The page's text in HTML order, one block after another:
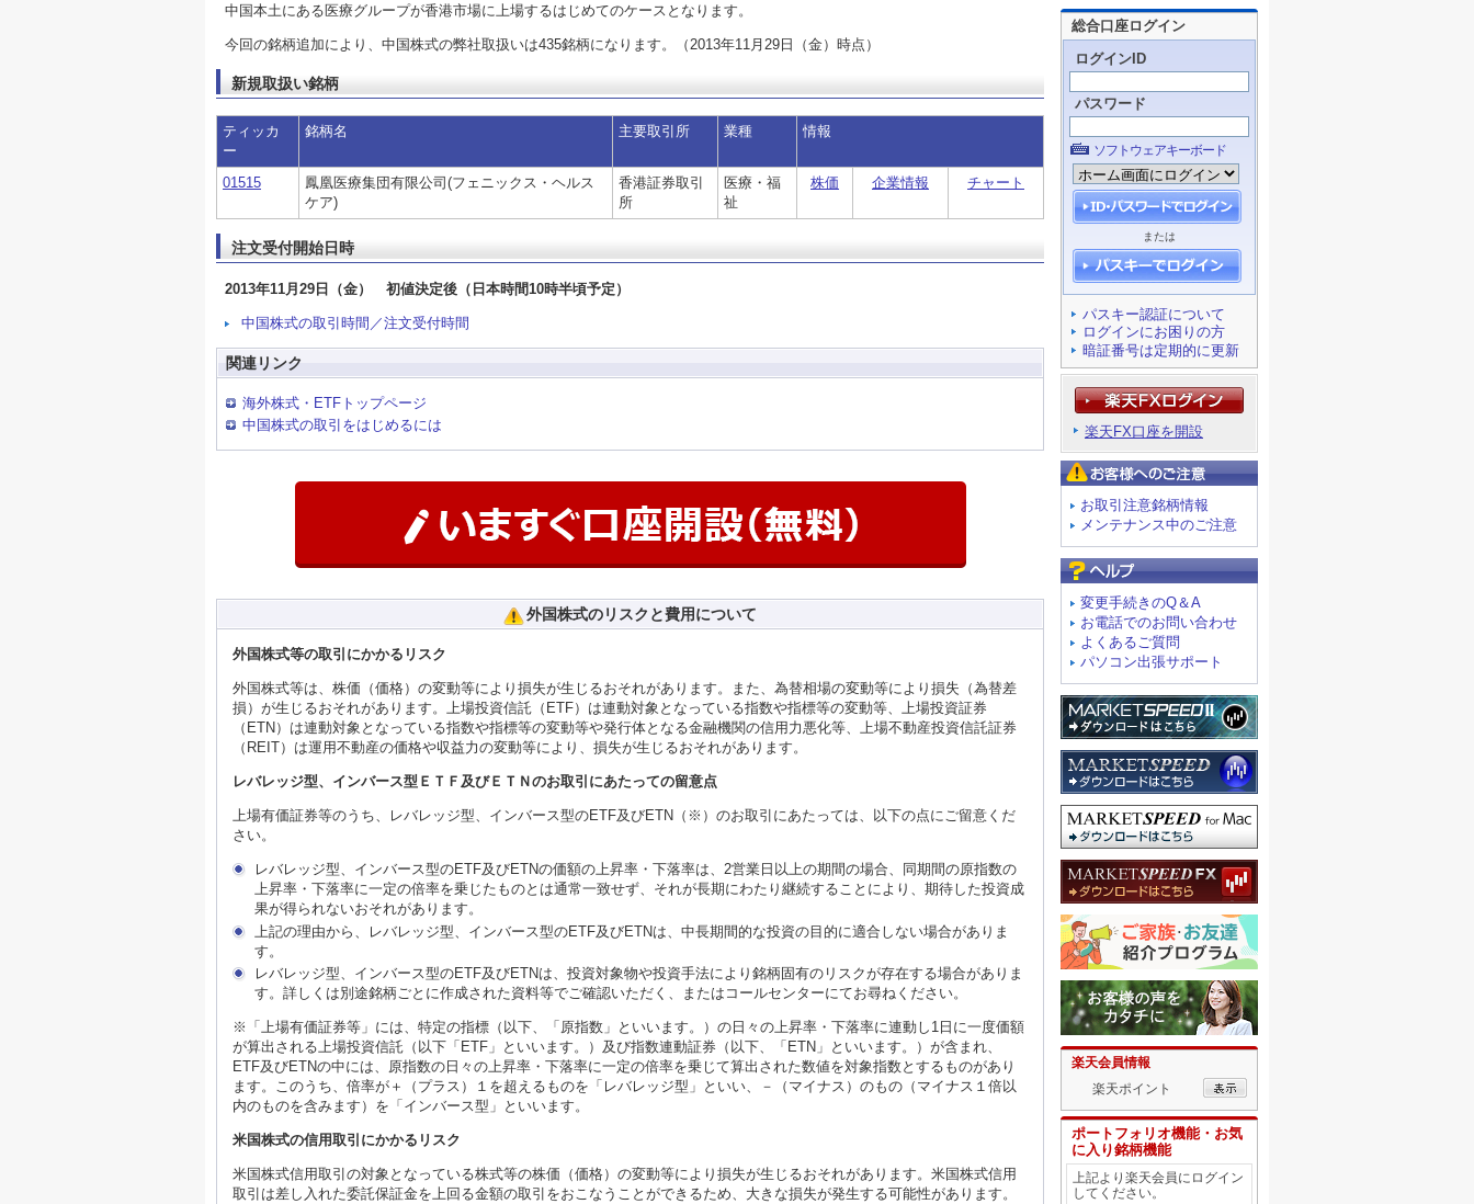
中国本土にある医療グループが香港市場に上場するはじめてのケースとなります。
今回の銘柄追加により、中国株式の弊社取扱いは435銘柄になります。（2013年11月29日（金）時点）
新規取扱い銘柄
ティッカ
ー
銘柄名 主要取引所 業種 情報
01515
鳳凰医療集団有限公司(フェニックス・ヘルス
ケア)
香港証券取引
所
医療・福
祉
株価 企業情報 チャート
注文受付開始日時
2013年11月29日（金） 初値決定後（日本時間10時半頃予定）
中国株式の取引時間／注文受付時間
関連リンク
海外株式・ETFトップページ
中国株式の取引をはじめるには
外国株式のリスクと費用について
外国株式等の取引にかかるリスク
外国株式等は、株価（価格）の変動等により損失が生じるおそれがあります。また、為替相場の変動等により損失（為替差
損）が生じるおそれがあります。上場投資信託（ETF）は連動対象となっている指数や指標等の変動等、上場投資証券
（ETN）は連動対象となっている指数や指標等の変動等や発行体となる金融機関の信用力悪化等、上場不動産投資信託証券
（REIT）は運用不動産の価格や収益力の変動等により、損失が生じるおそれがあります。
レバレッジ型、インバース型ＥＴＦ及びＥＴＮのお取引にあたっての留意点
上場有価証券等のうち、レバレッジ型、インバース型のETF及びETN（※）のお取引にあたっては、以下の点にご留意くだ
さい。
レバレッジ型、インバース型のETF及びETNの価額の上昇率・下落率は、2営業日以上の期間の場合、同期間の原指数の
上昇率・下落率に一定の倍率を乗じたものとは通常一致せず、それが長期にわたり継続することにより、期待した投資成
果が得られないおそれがあります。
上記の理由から、レバレッジ型、インバース型のETF及びETNは、中長期間的な投資の目的に適合しない場合がありま
す。
レバレッジ型、インバース型のETF及びETNは、投資対象物や投資手法により銘柄固有のリスクが存在する場合がありま
す。詳しくは別途銘柄ごとに作成された資料等でご確認いただく、またはコールセンターにてお尋ねください。
※「上場有価証券等」には、特定の指標（以下、「原指数」といいます。）の日々の上昇率・下落率に連動し1日に一度価額
が算出される上場投資信託（以下「ETF」といいます。）及び指数連動証券（以下、「ETN」といいます。）が含まれ、
ETF及びETNの中には、原指数の日々の上昇率・下落率に一定の倍率を乗じて算出された数値を対象指数とするものがあり
ます。このうち、倍率が＋（プラス）１を超えるものを「レバレッジ型」といい、－（マイナス）のもの（マイナス１倍以
内のものを含みます）を「インバース型」といいます。
米国株式の信用取引にかかるリスク
米国株式信用取引の対象となっている株式等の株価（価格）の変動等により損失が生じるおそれがあります。米国株式信用
取引は差し入れた委託保証金を上回る金額の取引をおこなうことができるため、大きな損失が発生する可能性があります。
総合口座ログイン
ログインID
パスワード
ソフトウェアキーボード
または
パスキー認証について
ログインにお困りの方
暗証番号は定期的に更新
楽天FX口座を開設
お取引注意銘柄情報
メンテナンス中のご注意
変更手続きのQ＆A
お電話でのお問い合わせ
よくあるご質問
パソコン出張サポート
楽天会員情報
楽天ポイント
ポートフォリオ機能・お気
に入り銘柄機能
上記より楽天会員にログイン
してください。